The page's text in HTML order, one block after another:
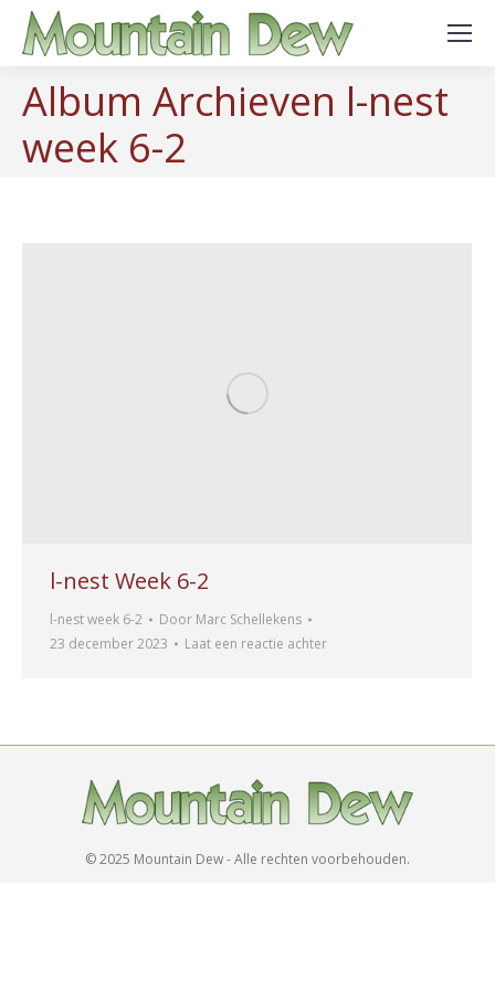
Album Archieven l-nest
week 6-2
l-nest Week 6-2
l-nest week 6-2 Door Marc Schellekens
23 december 2023
Laat een reactie achter
© 2025 Mountain Dew - Alle rechten voorbehouden.